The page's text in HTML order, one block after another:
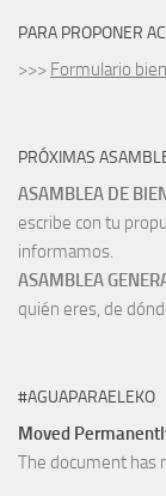
PARA PROPONER
>>> Formulario
PRÓXIMAS
ASAMBLEA DE
escribe con tu
informamos.
ASAMBLEA
quién eres, de
#AGUAPARAELEKO
Moved
The document has